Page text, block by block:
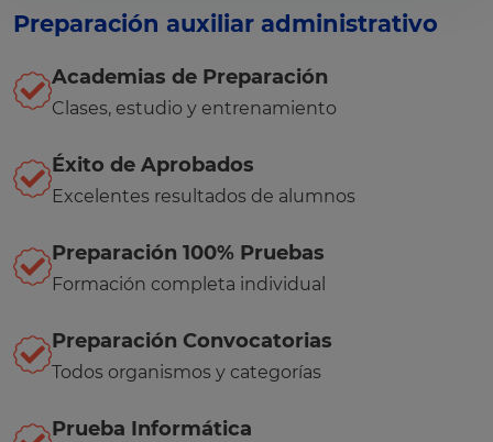
Preparación auxiliar administrativo
Academias de Preparación
Clases, estudio y entrenamiento
Éxito de Aprobados
Excelentes resultados de alumnos
Preparación 100% Pruebas
Formación completa individual
Preparación Convocatorias
Todos organismos y categorías
Prueba Informática